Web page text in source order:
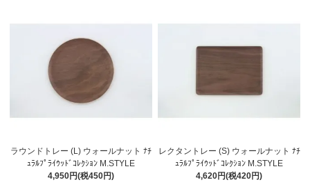
ラウンドトレー (L) ウォールナット ﾅﾁ
ｭﾗﾙﾌﾟﾗｲｳｯﾄﾞｺﾚｸｼｮﾝ M.STYLE
4,950円(税450円)
レクタントレー (S) ウォールナット ﾅﾁ
ｭﾗﾙﾌﾟﾗｲｳｯﾄﾞｺﾚｸｼｮﾝ M.STYLE
4,620円(税420円)